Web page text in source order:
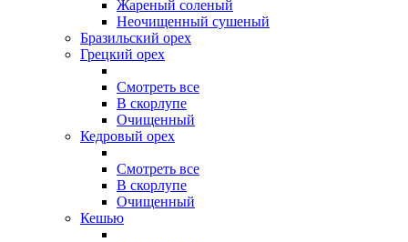
Жареный соленый
Неочищенный сушеный
Бразильский орех
Грецкий орех
Смотреть все
В скорлупе
Очищенный
Кедровый орех
Смотреть все
В скорлупе
Очищенный
Кешью